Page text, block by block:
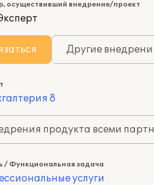
осуществивший внедрение/проект
Другие
8
продукта всеми
/ Функциональная задача
услуги